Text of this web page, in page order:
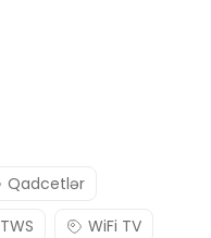
Qadcetlər
TWS
WiFi TV